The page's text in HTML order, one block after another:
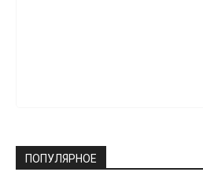
ПОПУЛЯРНОЕ